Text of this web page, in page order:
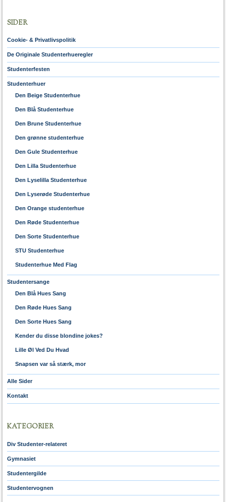
SIDER
Cookie- & Privatlivspolitik
De Originale Studenterhueregler
Studenterfesten
Studenterhuer
Den Beige Studenterhue
Den Blå Studenterhue
Den Brune Studenterhue
Den grønne studenterhue
Den Gule Studenterhue
Den Lilla Studenterhue
Den Lyselilla Studenterhue
Den Lyserøde Studenterhue
Den Orange studenterhue
Den Røde Studenterhue
Den Sorte Studenterhue
STU Studenterhue
Studenterhue Med Flag
Studentersange
Den Blå Hues Sang
Den Røde Hues Sang
Den Sorte Hues Sang
Kender du disse blondine jokes?
Lille Øl Ved Du Hvad
Snapsen var så stærk, mor
Alle Sider
Kontakt
KATEGORIER
Div Studenter-relateret
Gymnasiet
Studentergilde
Studentervognen